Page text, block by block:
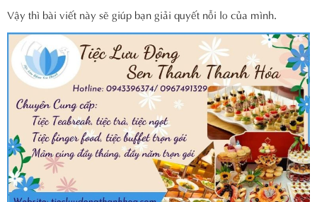
Vậy thì bài viết này sẽ giúp bạn giải quyết nỗi lo của mình.